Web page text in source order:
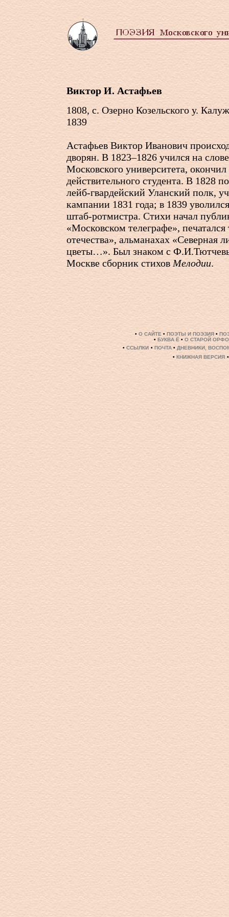
Виктор И. Астафьев
1808, с. Озерно Козельского у.
1839
Астафьев Виктор Иванович
дворян. В 1823–1826 учился на
Московского университета,
действительного студента. В 1828
лейб-гвардейский Уланский полк,
кампании 1831 года; в 1839
штаб-ротмистра. Стихи начал
«Московском телеграфе»,
отечества», альманахах «Северная
цветы…». Был знаком с
Москве сборник стихов Мелодии.